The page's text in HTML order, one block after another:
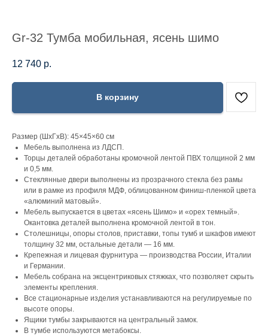
Gr-32 Тумба мобильная, ясень шимо
12 740 р.
В корзину
Размер (ШхГхВ): 45×45×60 см
Мебель выполнена из ЛДСП.
Торцы деталей обработаны кромочной лентой ПВХ толщиной 2 мм
и 0,5 мм.
Стеклянные двери выполнены из прозрачного стекла без рамы
или в рамке из профиля МДФ, облицованном финиш-пленкой цвета
«алюминий матовый».
Мебель выпускается в цветах «ясень Шимо» и «орех темный».
Окантовка деталей выполнена кромочной лентой в тон.
Столешницы, опоры столов, приставки, топы тумб и шкафов имеют
толщину 32 мм, остальные детали — 16 мм.
Крепежная и лицевая фурнитура — производства России, Италии
и Германии.
Мебель собрана на эксцентриковых стяжках, что позволяет скрыть
элементы крепления.
Все стационарные изделия устанавливаются на регулируемые по
высоте опоры.
Ящики тумбы закрываются на центральный замок.
В тумбе используются метабоксы.